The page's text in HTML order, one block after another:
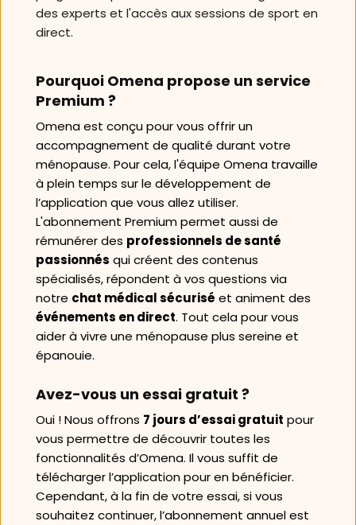
des experts et l'accès aux sessions de sport en
direct.
Pourquoi Omena propose un service
Premium ?
Omena est conçu pour vous offrir un
accompagnement de qualité durant votre
ménopause. Pour cela, l'équipe Omena travaille
à plein temps sur le développement de
l’application que vous allez utiliser.
L'abonnement Premium permet aussi de
rémunérer des professionnels de santé
passionnés qui créent des contenus
spécialisés, répondent à vos questions via
notre chat médical sécurisé
événements en direct. Tout cela pour vous
aider à vivre une ménopause plus sereine et
épanouie.
Avez-vous un essai gratuit ?
Oui ! Nous offrons 7 jours d’essai gratuit pour
vous permettre de découvrir toutes les
fonctionnalités d’Omena. Il vous suffit de
télécharger l’application pour en bénéficier.
Cependant, à la fin de votre essai, si vous
souhaitez continuer, l’abonnement annuel est